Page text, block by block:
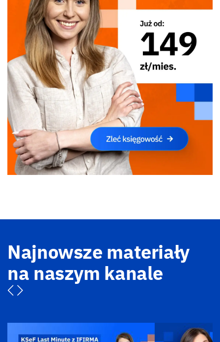
Najnowsze materiały
na naszym kanale